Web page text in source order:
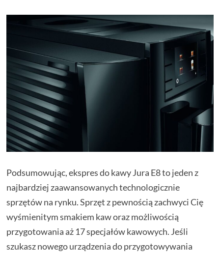
Podsumowując, ekspres do kawy Jura E8 to jeden z
najbardziej zaawansowanych technologicznie
sprzętów na rynku. Sprzęt z pewnością zachwyci Cię
wyśmienitym smakiem kaw oraz możliwością
przygotowania aż 17 specjałów kawowych. Jeśli
szukasz nowego urządzenia do przygotowywania